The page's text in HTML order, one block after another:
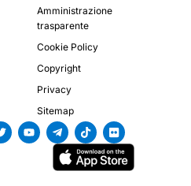
Amministrazione
trasparente
Cookie Policy
Copyright
Privacy
Sitemap